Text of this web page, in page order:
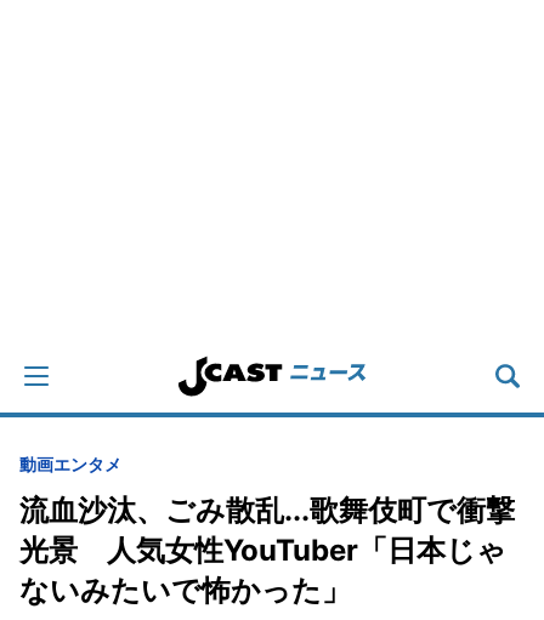
動画エンタメ
流血沙汰、ごみ散乱...歌舞伎町で衝撃
光景 人気女性YouTuber「日本じゃ
ないみたいで怖かった」